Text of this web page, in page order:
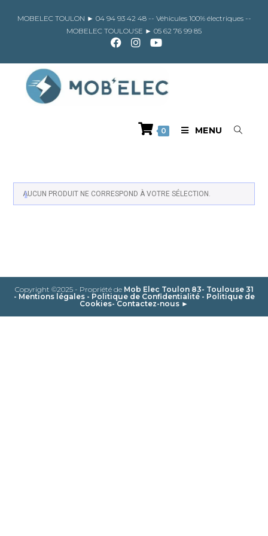
MOBELEC TOULON ► 04 94 93 42 48 -- Véhicules 100% électriques --
MOBELEC TOULOUSE ► 05 62 76 99 85
0 MENU
AUCUN PRODUIT NE CORRESPOND À VOTRE SÉLECTION.
Copyright ©2025 - Propriété de Mob Elec Toulon 83- Toulouse 31
- Mentions légales- Politique de Confidentialité- Politique de
Cookies-Contactez-nous ►